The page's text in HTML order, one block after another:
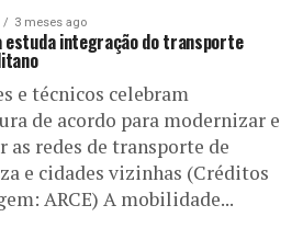
3 meses ago
estuda integração do transporte
e técnicos celebram
de acordo para modernizar e
as redes de transporte de
e cidades vizinhas (Créditos
ARCE) A mobilidade...